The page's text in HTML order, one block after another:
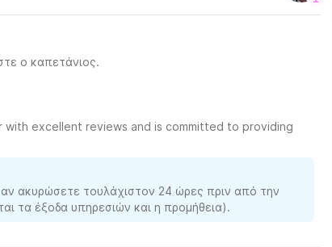
ο καπετάνιος.
with excellent reviews and is committed to providing
ακυρώσετε τουλάχιστον 24 ώρες πριν από την
τα έξοδα υπηρεσιών και η προμήθεια).